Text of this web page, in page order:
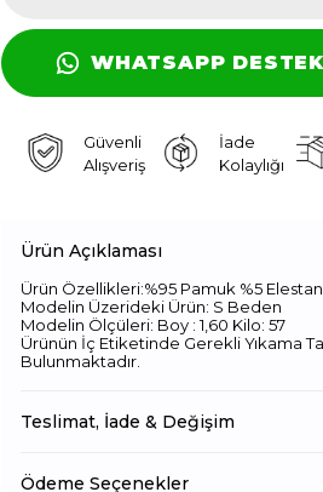
WHATSAPP
Güvenli
Alışveriş
İade
Kolaylığı
Ürün Açıklaması
Ürün Özellikleri:%95 Pamuk %5
Modelin Üzerideki Ürün: S Beden
Modelin Ölçüleri: Boy : 1,60 Kilo: 57
Ürünün İç Etiketinde Gerekli Yıkama
Bulunmaktadır.
Teslimat, İade & Değişim
Ödeme Seçenekler